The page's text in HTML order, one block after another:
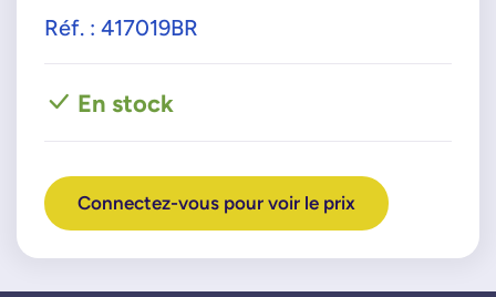
Réf. : 417019BR
En stock
Connectez-vous pour voir le prix